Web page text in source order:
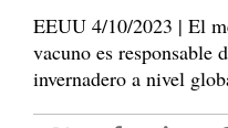
EEUU 4/10/2023 | El
vacuno es responsable
invernadero a nivel